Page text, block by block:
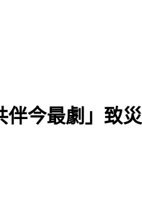
1頓飯=吸2包菸
伴今最劇」致